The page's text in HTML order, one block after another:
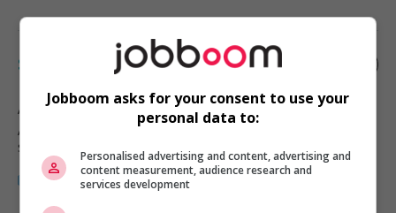
Supervisor, truck drivers
Aldergrove, BC
Automobile, transport et mécanique
spécialisée
Jobboom asks for your consent to use your
personal data to:
Personalised advertising and content, advertising and
content measurement, audience research and
services development